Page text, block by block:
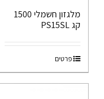
מלגזון חשמלי 1500
קג PS15SL
פרטים